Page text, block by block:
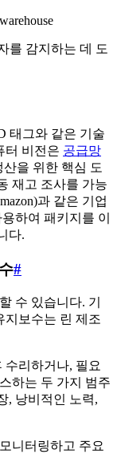
를 감지하는 데 도
태그와 같은 기술
터 비전은 공급망
산을 위한 핵심 도
재고 조사를 가능
과 같은 기업
하여 패키지를 이
다.
#
수 있습니다. 기
지보수는 린 제조
수리하거나, 필요
하는 두 가지 범주
, 낭비적인 노력,
니터링하고 주요